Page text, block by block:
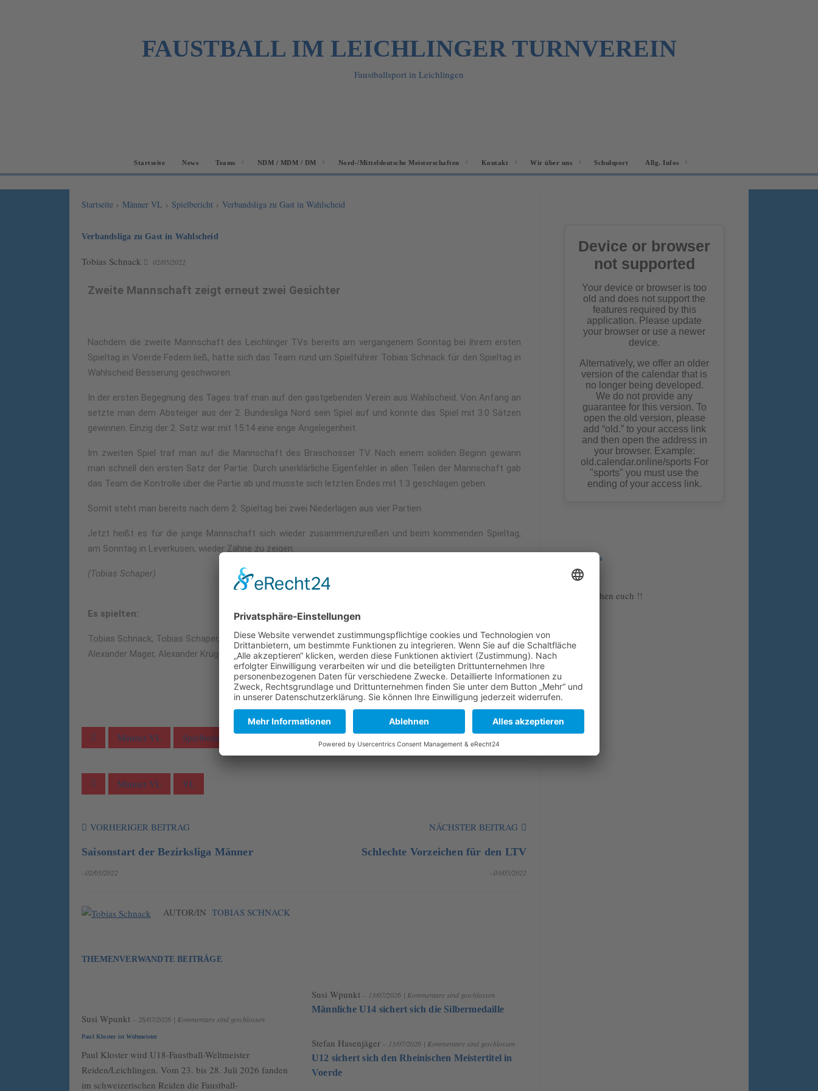
FAUSTBALL IM LEICHLINGER TURNVEREIN
Faustballsport in Leichlingen
Startseite News Teams NDM / MDM / DM Nord-/Mitteldeutsche Meisterschaften Kontakt Wir über uns Schulsport Allg. Infos
Startseite › Männer VL › Spielbericht › Verbandsliga zu Gast in Wahlscheid
Verbandsliga zu Gast in Wahlscheid
Tobias Schnack 02/05/2022
Zweite Mannschaft zeigt erneut zwei Gesichter
Nachdem die zweite Mannschaft des Leichlinger TVs bereits am vergangenem Sonntag bei ihrem ersten
Spieltag in Voerde Federn ließ, hatte sich das Team rund um Spielführer Tobias Schnack für den Spieltag in
Wahlscheid Besserung geschworen.
In der ersten Begegnung des Tages traf man auf den gastgebenden Verein aus Wahlscheid. Von Anfang an
setzte man dem Absteiger aus der 2. Bundesliga Nord sein Spiel auf und konnte das Spiel mit 3:0 Sätzen
gewinnen. Einzig der 2. Satz war mit 15:14 eine enge Angelegenheit.
Im zweiten Spiel traf man auf die Mannschaft des Braschosser TV. Nach einem soliden Beginn gewann
man schnell den ersten Satz der Partie. Durch unerklärliche Eigenfehler in allen Teilen der Mannschaft gab
das Team die Kontrolle über die Partie ab und musste sich letzten Endes mit 1:3 geschlagen geben.
Somit steht man bereits nach dem 2. Spieltag bei zwei Niederlagen aus vier Partien.
Jetzt heißt es für die junge Mannschaft sich wieder zusammenzureißen und beim kommenden Spieltag,
am Sonntag in Leverkusen, wieder Zähne zu zeigen.
(Tobias Schaper)
Es spielten:
Tobias Schnack, Tobias Schaper, Lukas Mager, Tim Weber (verletzt), Timo Tiemesmann, Jan Horsthemke,
Alexander Mager, Alexander Krüger, Maurice Zabka fehlte aus beruflichen Gründen
Männer VL Spielbericht
Männer VL VL
VORHERIGER BEITRAG
Saisonstart der Bezirksliga Männer
–02/05/2022
NÄCHSTER BEITRAG
Schlechte Vorzeichen für den LTV
–03/05/2022
AUTOR/IN TOBIAS SCHNACK
THEMENVERWANDTE BEITRÄGE
Susi Wpunkt – 26/07/2026 | Kommentare sind geschlossen
Paul Kloster ist Weltmeister
Paul Kloster wird U18-Faustball-Weltmeister
Reiden/Leichlingen. Vom 23. bis 28. Juli 2026 fanden
im schweizerischen Reiden die Faustball-
Susi Wpunkt – 13/07/2026 | Kommentare sind geschlossen
Männliche U14 sichert sich die Silbermedaille
Stefan Hasenjäger – 13/07/2026 | Kommentare sind geschlossen
U12 sichert sich den Rheinischen Meistertitel in
Voerde
Wir suchen euch